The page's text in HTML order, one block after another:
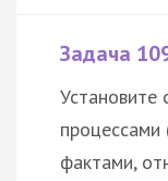
Задача
Установите
процессами
фактами,